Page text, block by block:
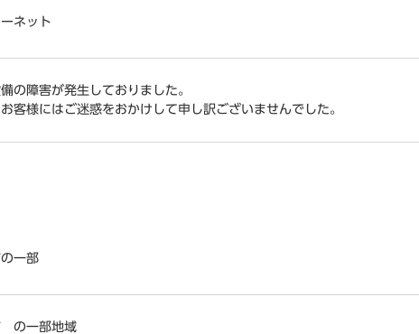
ネット
の障害が発生しておりました。
客様にはご迷惑をおかけして申し訳ございませんでした。
の一部
の一部地域